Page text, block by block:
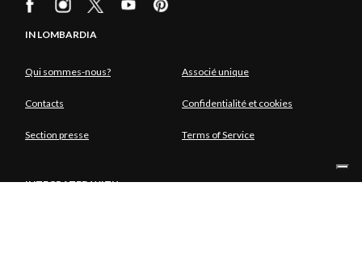
IN LOMBARDIA
Qui sommes-nous? Associé unique
Contacts Confidentialité et cookies
Section presse Terms of Service
INTEGRATED WITH